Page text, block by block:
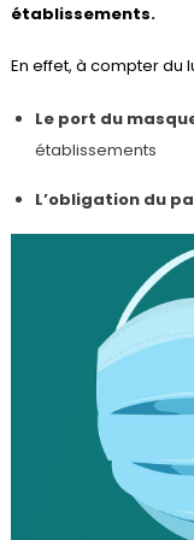
établissements.
En effet, à compter du
Le port du
établissements
L’obligation du